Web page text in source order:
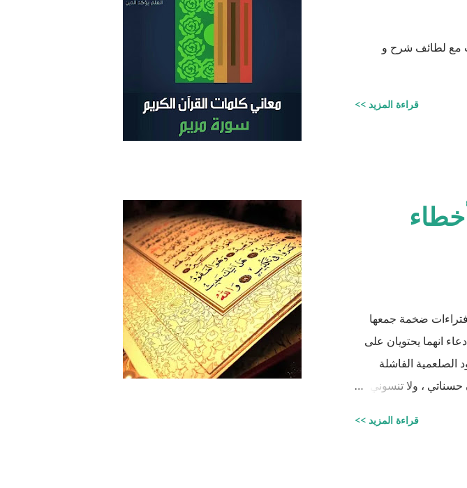
مع لطائف شرح و
قراءة المزيد >>
ضخمة جمعها
انهما يحتويان على
الصلعمية الفاشلة
، ولا تنسوني
قراءة المزيد >>